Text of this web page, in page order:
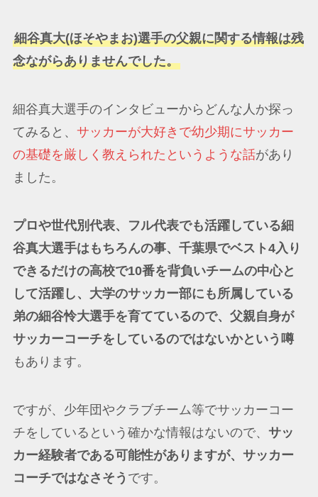
細谷真大(ほそやまお)選手の父親に関する情報は残
念ながらありませんでした。
細谷真大選手のインタビューからどんな人か探っ
てみると、 サッカーが大好きで幼少期にサッカー
の基礎を厳しく教えられたというような話があり
ました。
プロや世代別代表、フル代表でも活躍している細
谷真大選手はもちろんの事、千葉県でベスト4入り
できるだけの高校で10番を背負いチームの中心と
して活躍し、大学のサッカー部にも所属している
弟の細谷怜大選手を育てているので、父親自身が
サッカーコーチをしているのではないかという噂
もあります。
ですが、少年団やクラブチーム等でサッカーコー
チをしているという確かな情報はないので、 サッ
カー経験者である可能性がありますが、サッカー
コーチではなさそう です。